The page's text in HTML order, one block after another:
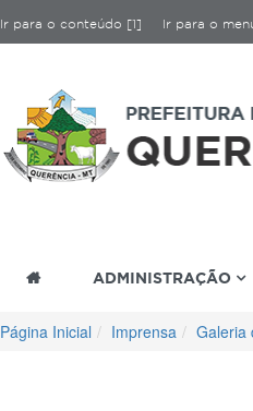
Ir para o conteúdo [1] Ir para o
ADMINISTRAÇÃO
Página Inicial Imprensa Galeria